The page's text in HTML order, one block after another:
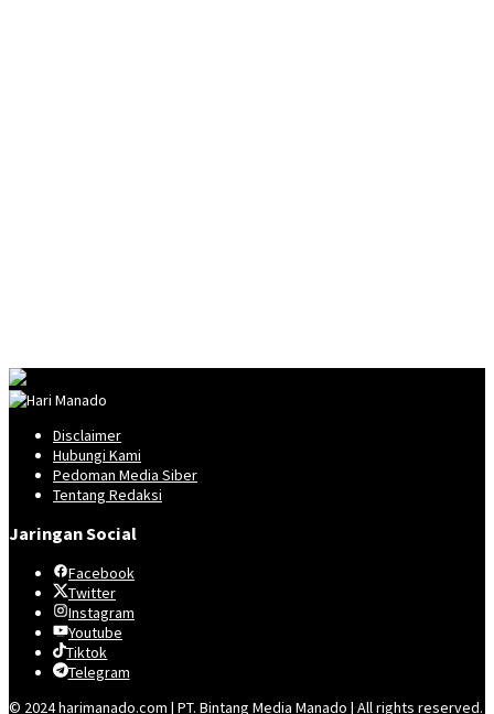
Disclaimer
Hubungi Kami
Pedoman Media Siber
Tentang Redaksi
Jaringan Social
Facebook
Twitter
Instagram
Youtube
Tiktok
Telegram
© 2024 harimanado.com | PT. Bintang Media Manado | All rights reserved.